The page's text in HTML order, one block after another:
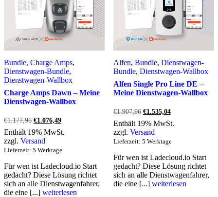
Bundle, Charge Amps,
Dienstwagen-Bundle,
Dienstwagen-Wallbox
Charge Amps Dawn – Meine
Dienstwagen-Wallbox
€1.177,96 Ursprünglicher
war:
€1.177,96
€1.076,49Aktueller
ist:
Enthält 19% MwSt.
zzgl. Versand
Lieferzeit: 5 Werktage
Für wen ist Ladecloud.io Start
gedacht? Diese Lösung richtet
sich an alle Dienstwagenfahrer,
die eine [...] weiterlesen
Alfen, Bundle, Dienstwagen-
Bundle, Dienstwagen-Wallbox
Alfen Single Pro Line DE –
Meine Dienstwagen-Wallbox
€1.907,96 Ursprünglicher
war:
€1.907,96
€1.535,04Aktueller
ist:
Enthält 19% MwSt.
zzgl. Versand
Lieferzeit: 5 Werktage
Für wen ist Ladecloud.io Start
gedacht? Diese Lösung richtet
sich an alle Dienstwagenfahrer,
die eine [...] weiterlesen